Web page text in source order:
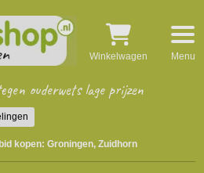
ouderwets lage prijzen
Winkelwagen Menu
kopen: Groningen, Zuidhorn